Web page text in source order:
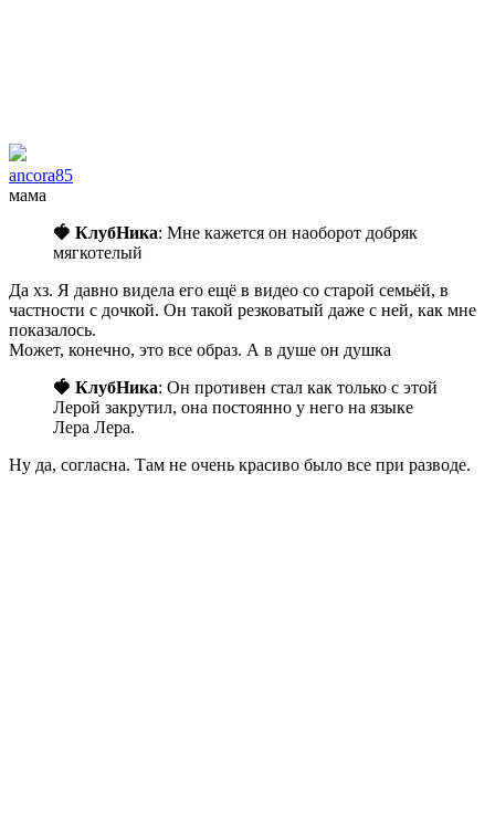
ancora85
мама
🍓 КлубНика: Мне кажется он наоборот добряк
мягкотелый
Да хз. Я давно видела его ещё в видео со старой семьёй, в
частности с дочкой. Он такой резковатый даже с ней, как мне
показалось.
Может, конечно, это все образ. А в душе он душка
🍓 КлубНика: Он противен стал как только с этой
Лерой закрутил, она постоянно у него на языке
Лера Лера.
Ну да, согласна. Там не очень красиво было все при разводе.